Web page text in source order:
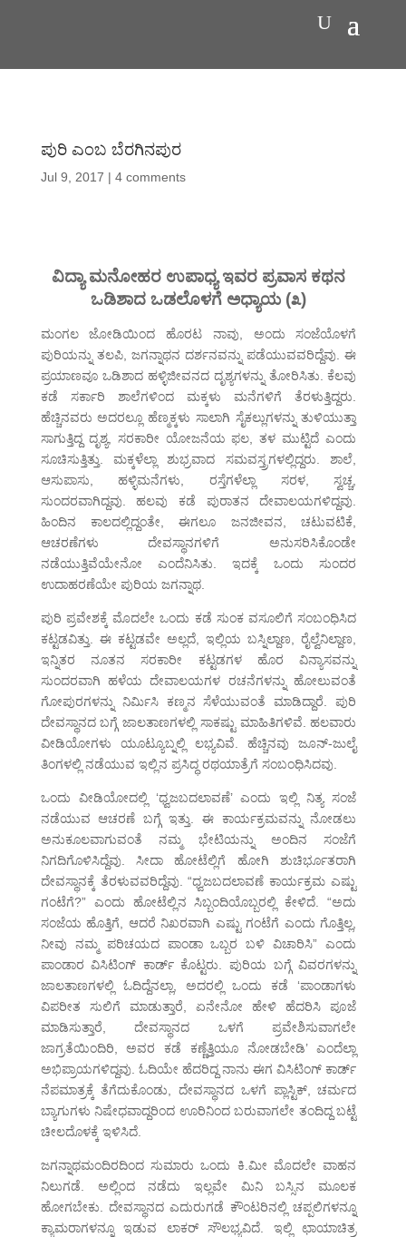
ಪುರಿ ಎಂಬ ಬೆರಗಿನಪುರ
Jul 9, 2017 | 4 comments
ವಿದ್ಯಾ ಮನೋಹರ ಉಪಾಧ್ಯ ಇವರ ಪ್ರವಾಸ ಕಥನ
ಒಡಿಶಾದ ಒಡಲೊಳಗೆ ಅಧ್ಯಾಯ (೩)
ಮಂಗಲ ಜೋಡಿಯಿಂದ ಹೊರಟ ನಾವು, ಅಂದು ಸಂಜೆಯೊಳಗೆ
ಪುರಿಯನ್ನು ತಲಪಿ, ಜಗನ್ನಾಥನ ದರ್ಶನವನ್ನು ಪಡೆಯುವವರಿದ್ದೆವು. ಈ
ಪ್ರಯಾಣವೂ ಒಡಿಶಾದ ಹಳ್ಳಿಜೀವನದ ದೃಶ್ಯಗಳನ್ನು ತೋರಿಸಿತು. ಕೆಲವು
ಕಡೆ ಸರ್ಕಾರಿ ಶಾಲೆಗಳಿಂದ ಮಕ್ಕಳು ಮನೆಗಳಿಗೆ ತೆರಳುತ್ತಿದ್ದರು.
ಹೆಚ್ಚಿನವರು ಅದರಲ್ಲೂ ಹೆಣ್ಮಕ್ಕಳು ಸಾಲಾಗಿ ಸೈಕಲ್ಲುಗಳನ್ನು ತುಳಿಯುತ್ತಾ
ಸಾಗುತ್ತಿದ್ದ ದೃಶ್ಯ, ಸರಕಾರೀ ಯೋಜನೆಯ ಫಲ, ತಳ ಮುಟ್ಟಿದೆ ಎಂದು
ಸೂಚಿಸುತ್ತಿತ್ತು. ಮಕ್ಕಳೆಲ್ಲಾ ಶುಭ್ರವಾದ ಸಮವಸ್ತ್ರಗಳಲ್ಲಿದ್ದರು. ಶಾಲೆ,
ಆಸುಪಾಸು, ಹಳ್ಳಿಮನೆಗಳು, ರಸ್ತೆಗಳೆಲ್ಲಾ ಸರಳ, ಸ್ವಚ್ಚ,
ಸುಂದರವಾಗಿದ್ದವು. ಹಲವು ಕಡೆ ಪುರಾತನ ದೇವಾಲಯಗಳಿದ್ದವು.
ಹಿಂದಿನ ಕಾಲದಲ್ಲಿದ್ದಂತೇ, ಈಗಲೂ ಜನಜೀವನ, ಚಟುವಟಿಕೆ,
ಆಚರಣೆಗಳು ದೇವಸ್ಥಾನಗಳಿಗೆ ಅನುಸರಿಸಿಕೊಂಡೇ
ನಡೆಯುತ್ತಿವೆಯೇನೋ ಎಂದೆನಿಸಿತು. ಇದಕ್ಕೆ ಒಂದು ಸುಂದರ
ಉದಾಹರಣೆಯೇ ಪುರಿಯ ಜಗನ್ನಾಥ.
ಪುರಿ ಪ್ರವೇಶಕ್ಕೆ ಮೊದಲೇ ಒಂದು ಕಡೆ ಸುಂಕ ವಸೂಲಿಗೆ ಸಂಬಂಧಿಸಿದ
ಕಟ್ಟಡವಿತ್ತು. ಈ ಕಟ್ಟಡವೇ ಅಲ್ಲದೆ, ಇಲ್ಲಿಯ ಬಸ್ನಿಲ್ದಾಣ, ರೈಲ್ವೆನಿಲ್ದಾಣ,
ಇನ್ನಿತರ ನೂತನ ಸರಕಾರೀ ಕಟ್ಟಡಗಳ ಹೊರ ವಿನ್ಯಾಸವನ್ನು
ಸುಂದರವಾಗಿ ಹಳೆಯ ದೇವಾಲಯಗಳ ರಚನೆಗಳನ್ನು ಹೋಲುವಂತೆ
ಗೋಪುರಗಳನ್ನು ನಿರ್ಮಿಸಿ ಕಣ್ಮನ ಸೆಳೆಯುವಂತೆ ಮಾಡಿದ್ದಾರೆ. ಪುರಿ
ದೇವಸ್ಥಾನದ ಬಗ್ಗೆ ಜಾಲತಾಣಗಳಲ್ಲಿ ಸಾಕಷ್ಟು ಮಾಹಿತಿಗಳಿವೆ. ಹಲವಾರು
ವೀಡಿಯೋಗಳು ಯೂಟ್ಯೂಬ್ನಲ್ಲಿ ಲಭ್ಯವಿವೆ. ಹೆಚ್ಚಿನವು ಜೂನ್-ಜುಲೈ
ತಿಂಗಳಲ್ಲಿ ನಡೆಯುವ ಇಲ್ಲಿನ ಪ್ರಸಿದ್ಧ ರಥಯಾತ್ರೆಗೆ ಸಂಬಂಧಿಸಿದವು.
ಒಂದು ವೀಡಿಯೋದಲ್ಲಿ ‘ಧ್ವಜಬದಲಾವಣೆ’ ಎಂದು ಇಲ್ಲಿ ನಿತ್ಯ ಸಂಜೆ
ನಡೆಯುವ ಆಚರಣೆ ಬಗ್ಗೆ ಇತ್ತು. ಈ ಕಾರ್ಯಕ್ರಮವನ್ನು ನೋಡಲು
ಅನುಕೂಲವಾಗುವಂತೆ ನಮ್ಮ ಭೇಟಿಯನ್ನು ಅಂದಿನ ಸಂಜೆಗೆ
ನಿಗದಿಗೊಳಿಸಿದ್ದೆವು. ಸೀದಾ ಹೋಟೆಲ್ಲಿಗೆ ಹೋಗಿ ಶುಚಿರ್ಭೂತರಾಗಿ
ದೇವಸ್ಥಾನಕ್ಕೆ ತೆರಳುವವರಿದ್ದೆವು. “ಧ್ವಜಬದಲಾವಣೆ ಕಾರ್ಯಕ್ರಮ ಎಷ್ಟು
ಗಂಟೆಗೆ?” ಎಂದು ಹೋಟೆಲ್ಲಿನ ಸಿಬ್ಬಂದಿಯೊಬ್ಬರಲ್ಲಿ ಕೇಳಿದೆ. “ಅದು
ಸಂಜೆಯ ಹೊತ್ತಿಗೆ, ಆದರೆ ನಿಖರವಾಗಿ ಎಷ್ಟು ಗಂಟೆಗೆ ಎಂದು ಗೊತ್ತಿಲ್ಲ,
ನೀವು ನಮ್ಮ ಪರಿಚಯದ ಪಾಂಡಾ ಒಬ್ಬರ ಬಳಿ ವಿಚಾರಿಸಿ” ಎಂದು
ಪಾಂಡಾರ ವಿಸಿಟಿಂಗ್ ಕಾರ್ಡ್ ಕೊಟ್ಟರು. ಪುರಿಯ ಬಗ್ಗೆ ವಿವರಗಳನ್ನು
ಜಾಲತಾಣಗಳಲ್ಲಿ ಓದಿದ್ದೆನಲ್ಲಾ, ಅದರಲ್ಲಿ ಒಂದು ಕಡೆ ‘ಪಾಂಡಾಗಳು
ವಿಪರೀತ ಸುಲಿಗೆ ಮಾಡುತ್ತಾರೆ, ಏನೇನೋ ಹೇಳಿ ಹೆದರಿಸಿ ಪೂಜೆ
ಮಾಡಿಸುತ್ತಾರೆ, ದೇವಸ್ಥಾನದ ಒಳಗೆ ಪ್ರವೇಶಿಸುವಾಗಲೇ
ಜಾಗ್ರತೆಯಿಂದಿರಿ, ಅವರ ಕಡೆ ಕಣ್ಣೆತ್ತಿಯೂ ನೋಡಬೇಡಿ’ ಎಂದೆಲ್ಲಾ
ಅಭಿಪ್ರಾಯಗಳಿದ್ದವು. ಓದಿಯೇ ಹೆದರಿದ್ದ ನಾನು ಈಗ ವಿಸಿಟಿಂಗ್ ಕಾರ್ಡ್
ನೆಪಮಾತ್ರಕ್ಕೆ ತೆಗೆದುಕೊಂಡು, ದೇವಸ್ಥಾನದ ಒಳಗೆ ಪ್ಲಾಸ್ಟಿಕ್, ಚರ್ಮದ
ಬ್ಯಾಗುಗಳು ನಿಷೇಧವಾದ್ದರಿಂದ ಊರಿನಿಂದ ಬರುವಾಗಲೇ ತಂದಿದ್ದ ಬಟ್ಟೆ
ಚೀಲದೊಳಕ್ಕೆ ಇಳಿಸಿದೆ.
ಜಗನ್ನಾಥಮಂದಿರದಿಂದ ಸುಮಾರು ಒಂದು ಕಿ.ಮೀ ಮೊದಲೇ ವಾಹನ
ನಿಲುಗಡೆ. ಅಲ್ಲಿಂದ ನಡೆದು ಇಲ್ಲವೇ ಮಿನಿ ಬಸ್ಸಿನ ಮೂಲಕ
ಹೋಗಬೇಕು. ದೇವಸ್ಥಾನದ ಎದುರುಗಡೆ ಕೌಂಟರಿನಲ್ಲಿ ಚಪ್ಪಲಿಗಳನ್ನೂ
ಕ್ಯಾಮರಾಗಳನ್ನೂ ಇಡುವ ಲಾಕರ್ ಸೌಲಭ್ಯವಿದೆ. ಇಲ್ಲಿ ಛಾಯಾಚಿತ್ರ